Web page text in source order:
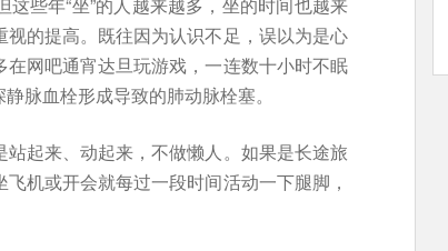
的提高。既往因为认识不足，误以为是心
网吧通宵达旦玩游戏，一连数十小时不眠
脉血栓形成导致的肺动脉栓塞。
起来、动起来，不做懒人。如果是长途旅
机或开会就每过一段时间活动一下腿脚，